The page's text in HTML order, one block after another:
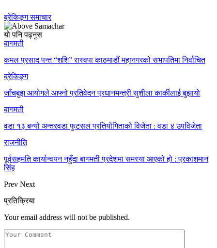
ब्रेकिङ्ग समाचार
यो पनि पढ्नुस
बागमती
कमल प्रसाद पन्त “शशि” रास्वपा काठमाडौं महानगरको सभापतिमा निर्वाचित
ब्रेकिङ्ग
जाँचबुझ आयोगले आफ्नो प्रतिवेदन प्रधानमन्त्री सुशीला कार्कीलाई बुझायाे
बागमती
वडा १३ बन्यो अन्तरवडा फुटसल प्रतियोगिताको विजेता : वडा ४ उपविजेता
राजनीति
पूर्वसहमति कार्यान्वयन नहुँदा बागमती प्रदेशमा समस्या आएको हो : प्रकाशमान
सिंह
Prev Next
प्रतिक्रिया
Your email address will not be published.